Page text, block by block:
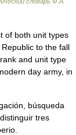
of both unit types
to the fall
and unit type
day army, in
búsqueda
tres